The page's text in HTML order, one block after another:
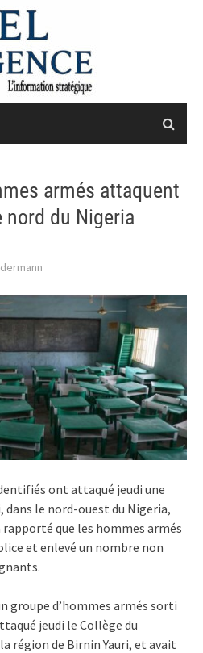
armés attaquent
nord du Nigeria
ont attaqué jeudi une
dans le nord-ouest du Nigeria,
que les hommes armés
et enlevé un nombre non
groupe d’hommes armés sorti
jeudi le Collège du
région de Birnin Yauri, et avait